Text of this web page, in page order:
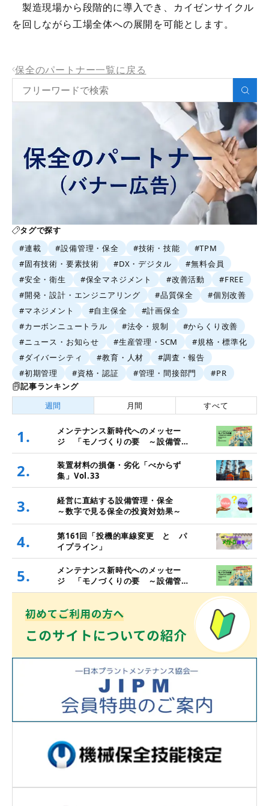
製造現場から段階的に導入でき、カイゼンサイクル
を回しながら工場全体への展開を可能とします。
保全のパートナー一覧に戻る
タグで探す
#連載
#設備管理・保全 #技術・技能
#TPM
#固有技術・要素技術
#DX・デジタル
#無料会員
#安全・衛生
#保全マネジメント #改善活動
#FREE
#開発・設計・エンジニアリング
#品質保全
#個別改善
#マネジメント
#自主保全
#計画保全
#カーボンニュートラル
#法令・規制
#からくり改善
#ニュース・お知らせ
#生産管理・SCM
#規格・標準化
#ダイバーシティ
#教育・人材
#調査・報告
#初期管理
#資格・認証 #管理・間接部門
#PR
記事ランキング
週間
月間 すべて
1.
メンテナンス新時代へのメッセー
ジ 「モノづくりの要 ～設備管
理・保全と価値創造～」
2.
装置材料の損傷・劣化「べからず
集」Vol.33
3.
経営に直結する設備管理・保全
～数字で見る保全の投資対効果～
4.
第161回「投機的車線変更 と パ
イプライン」
5.
メンテナンス新時代へのメッセー
ジ 「モノづくりの要 ～設備管
理・保全と価値創造～」